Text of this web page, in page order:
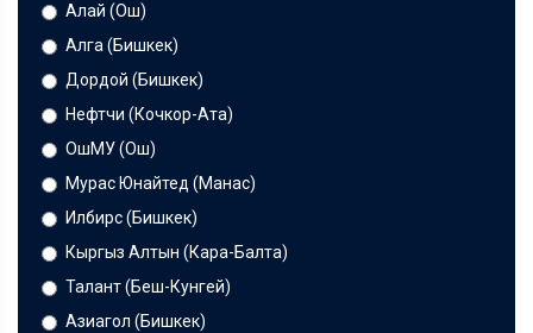
Алай (Ош)
Алга (Бишкек)
Дордой (Бишкек)
Нефтчи (Кочкор-Ата)
ОшМУ (Ош)
Мурас Юнайтед (Манас)
Илбирс (Бишкек)
Кыргыз Алтын (Кара-Балта)
Талант (Беш-Кунгей)
Азиагол (Бишкек)